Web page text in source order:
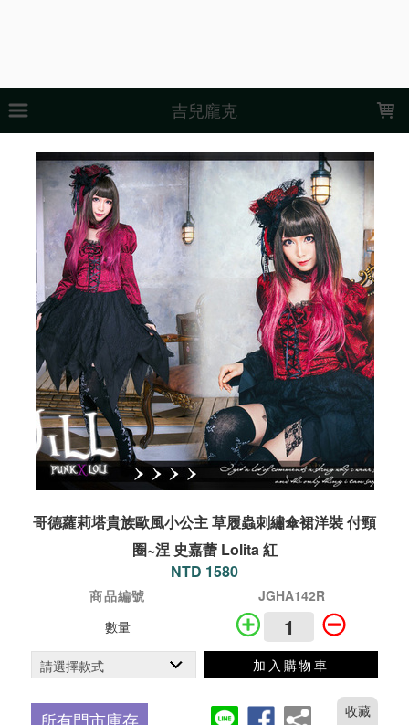
吉兒龐克
哥德蘿莉塔貴族歐風小公主 草履蟲刺繡傘裙洋裝 付頸
圈~涅 史嘉蕾 Lolita 紅
NTD 1580
商品編號
JGHA142R
數量
加入購物車
所有門市庫存 收藏